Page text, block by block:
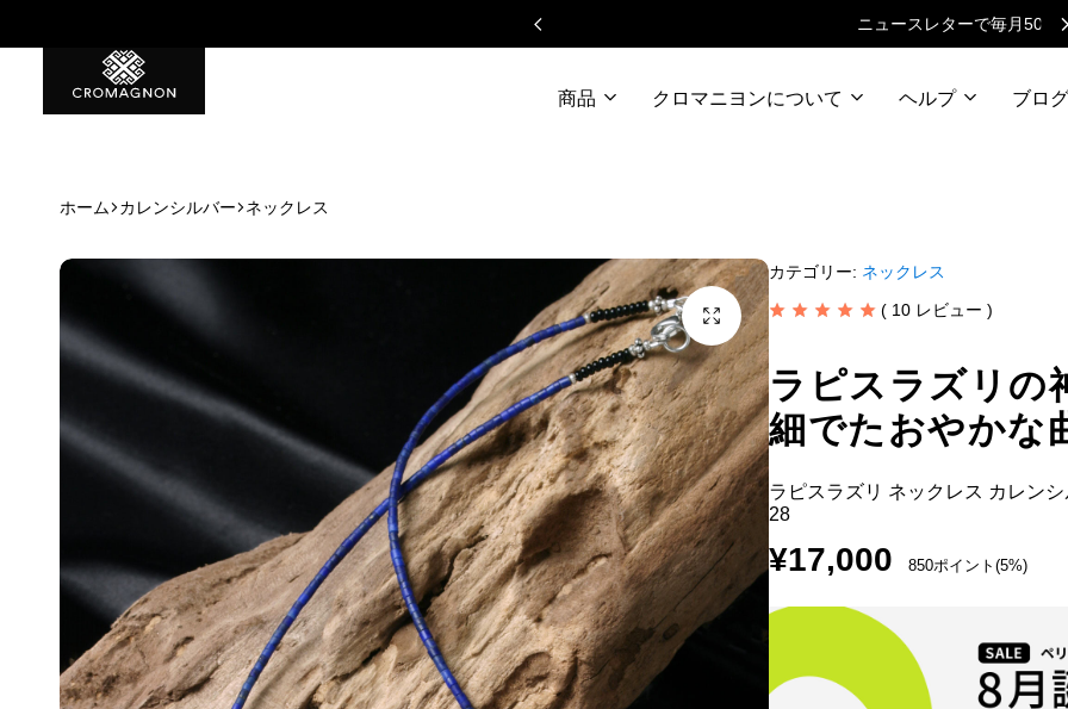
ニュースレターで毎月500円クーポン
商品 クロマニヨンについて ヘルプ ブログ
ホーム カレンシルバー ネックレス
カテゴリー: ネックレス
( 10 レビュー )
ラピスラズリの
細でたおやかな
ラピスラズリ ネックレス カレン
28
¥17,000 850ポイント(5%)